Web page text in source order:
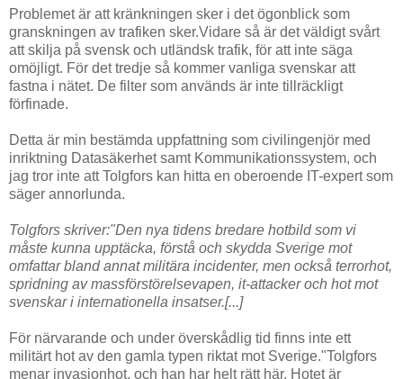
Problemet är att kränkningen sker i det ögonblick som
granskningen av trafiken sker.Vidare så är det väldigt svårt
att skilja på svensk och utländsk trafik, för att inte säga
omöjligt. För det tredje så kommer vanliga svenskar att
fastna i nätet. De filter som används är inte tillräckligt
förfinade.
Detta är min bestämda uppfattning som civilingenjör med
inriktning Datasäkerhet samt Kommunikationssystem, och
jag tror inte att Tolgfors kan hitta en oberoende IT-expert som
säger annorlunda.
Tolgfors skriver:"Den nya tidens bredare hotbild som vi
måste kunna upptäcka, förstå och skydda Sverige mot
omfattar bland annat militära incidenter, men också terrorhot,
spridning av massförstörelsevapen, it-attacker och hot mot
svenskar i internationella insatser.[...]
För närvarande och under överskådlig tid finns inte ett
militärt hot av den gamla typen riktat mot Sverige."Tolgfors
menar invasionhot, och han har helt rätt här. Hotet är